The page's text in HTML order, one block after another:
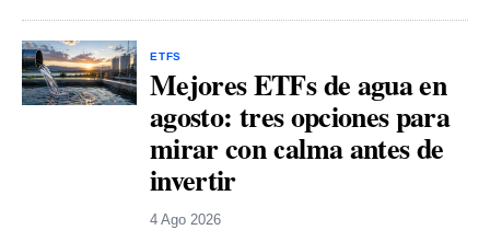
ETFS
Mejores ETFs de agua en
agosto: tres opciones para
mirar con calma antes de
invertir
4 Ago 2026